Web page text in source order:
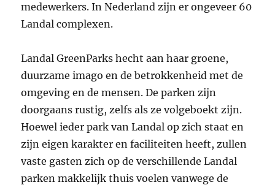
medewerkers. In Nederland zijn er ongeveer 60
Landal complexen.
Landal GreenParks hecht aan haar groene,
duurzame imago en de betrokkenheid met de
omgeving en de mensen. De parken zijn
doorgaans rustig, zelfs als ze volgeboekt zijn.
Hoewel ieder park van Landal op zich staat en
zijn eigen karakter en faciliteiten heeft, zullen
vaste gasten zich op de verschillende Landal
parken makkelijk thuis voelen vanwege de